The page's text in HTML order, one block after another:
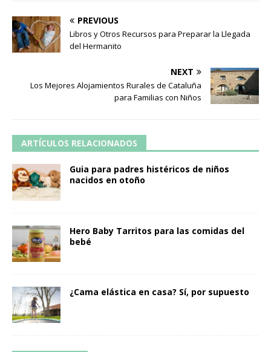
PREVIOUS
Libros y Otros Recursos para Preparar la Llegada
del Hermanito
NEXT
Los Mejores Alojamientos Rurales de Cataluña
para Familias con Niños
ARTÍCULOS RELACIONADOS
Guia para padres histéricos de niños
nacidos en otoño
Hero Baby Tarritos para las comidas del
bebé
¿Cama elástica en casa? Sí, por supuesto